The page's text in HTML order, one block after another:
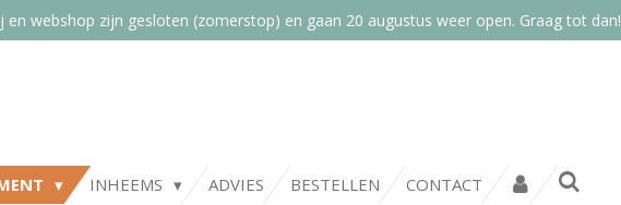
en webshop zijn gesloten (zomerstop) en gaan 20 augustus weer open. Graag tot dan!
INHEEMS ADVIES BESTELLEN CONTACT